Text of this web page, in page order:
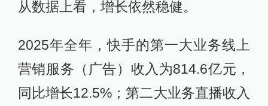
从数据上看，增长依然稳健。
2025年全年，快手的第一大业务线上
营销服务（广告）收入为814.6亿元，
同比增长12.5%；第二大业务直播收入